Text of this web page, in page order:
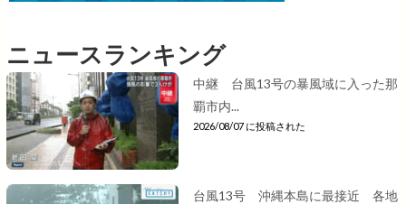
ニュースランキング
中継 台風13号の暴風域に入った那
覇市内...
2026/08/07 に投稿された
台風13号 沖縄本島に最接近 各地